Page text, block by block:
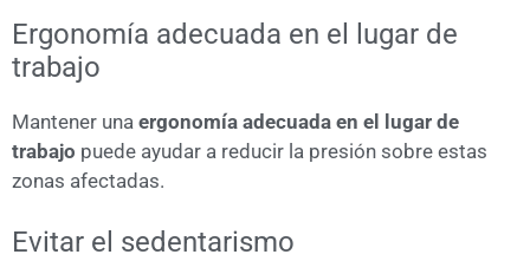
Ergonomía adecuada en el lugar de
trabajo
Mantener una ergonomía adecuada en el lugar de
trabajo puede ayudar a reducir la presión sobre estas
zonas afectadas.
Evitar el sedentarismo